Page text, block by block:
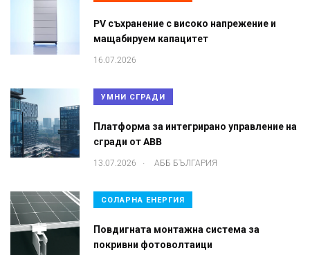
PV съхранение с високо напрежение и
мащабируем капацитет
16.07.2026
УМНИ СГРАДИ
Платформа за интегрирано управление на
сгради от ABB
13.07.2026 . АББ БЪЛГАРИЯ
СОЛАРНА ЕНЕРГИЯ
Повдигната монтажна система за
покривни фотоволтаици